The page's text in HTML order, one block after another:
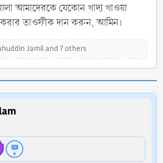
আমাদেরকে যেকোন খাদ্য খাওয়া
তাওফীক দান করুন, আমিন।
Jamiland 7 others